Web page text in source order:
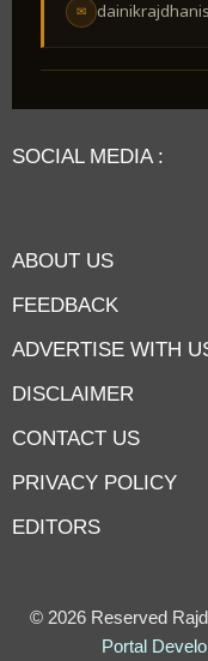
✉
SOCIAL MEDIA :
ABOUT US
FEEDBACK
ADVERTISE WITH
DISCLAIMER
CONTACT US
PRIVACY POLICY
EDITORS
© 2026 Reserved
Portal